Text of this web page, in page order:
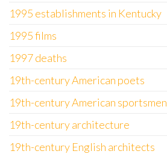
1995 establishments in Kentucky
1995 films
1997 deaths
19th-century American poets
19th-century American sportsmen
19th-century architecture
19th-century English architects